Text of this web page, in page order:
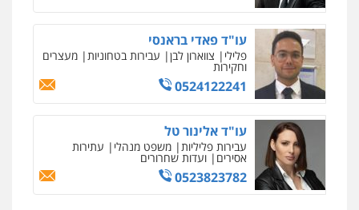
עו"ד פאדי בראנסי
פלילי צווארון לבן עבירות בטחוניות מעצרים
וחקירות
0524122241
עו"ד אלינור טל
עבירות פליליות משפט מנהלי עתירות
אסירים ועדות שחרורים
0523823782
ניר קידר – צלם